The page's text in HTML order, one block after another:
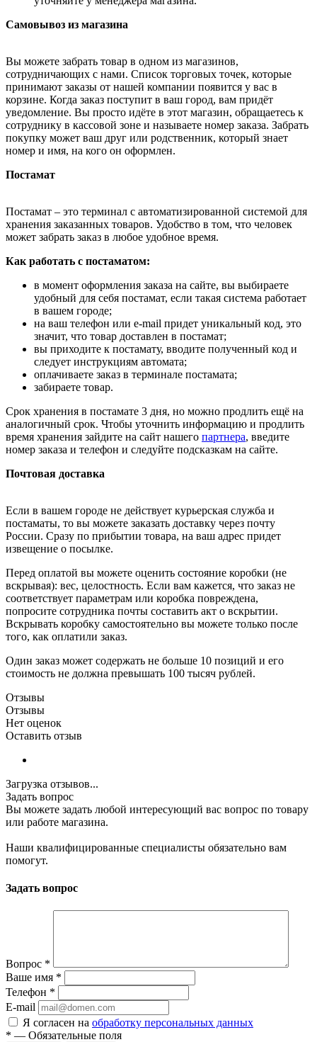
Самовывоз из магазина
Вы можете забрать товар в одном из магазинов,
сотрудничающих с нами. Список торговых точек, которые
принимают заказы от нашей компании появится у вас в
корзине. Когда заказ поступит в ваш город, вам придёт
уведомление. Вы просто идёте в этот магазин, обращаетесь к
сотруднику в кассовой зоне и называете номер заказа. Забрать
покупку может ваш друг или родственник, который знает
номер и имя, на кого он оформлен.
Постамат
Постамат – это терминал с автоматизированной системой для
хранения заказанных товаров. Удобство в том, что человек
может забрать заказ в любое удобное время.
Как работать с постаматом:
в момент оформления заказа на сайте, вы выбираете
удобный для себя постамат, если такая система работает
в вашем городе;
на ваш телефон или e-mail придет уникальный код, это
значит, что товар доставлен в постамат;
вы приходите к постамату, вводите полученный код и
следует инструкциям автомата;
оплачиваете заказ в терминале постамата;
забираете товар.
Срок хранения в постамате 3 дня, но можно продлить ещё на
аналогичный срок. Чтобы уточнить информацию и продлить
время хранения зайдите на сайт нашего партнера, введите
номер заказа и телефон и следуйте подсказкам на сайте.
Почтовая доставка
Если в вашем городе не действует курьерская служба и
постаматы, то вы можете заказать доставку через почту
России. Сразу по прибытии товара, на ваш адрес придет
извещение о посылке.
Перед оплатой вы можете оценить состояние коробки (не
вскрывая): вес, целостность. Если вам кажется, что заказ не
соответствует параметрам или коробка повреждена,
попросите сотрудника почты составить акт о вскрытии.
Вскрывать коробку самостоятельно вы можете только после
того, как оплатили заказ.
Один заказ может содержать не больше 10 позиций и его
стоимость не должна превышать 100 тысяч рублей.
Отзывы
Отзывы
Нет оценок
Оставить отзыв
Загрузка отзывов...
Задать вопрос
Вы можете задать любой интересующий вас вопрос по товару
или работе магазина.
Наши квалифицированные специалисты обязательно вам
помогут.
Задать вопрос
Вопрос *
Ваше имя *
Телефон *
E-mail
Я согласен на обработку персональных данных
* — Обязательные поля